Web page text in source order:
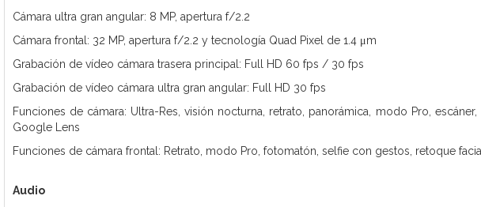
Cámara ultra gran angular: 8 MP, apertura f/2.2
Cámara frontal: 32 MP, apertura f/2.2 y tecnología Quad Pixel de 1.4 μm
Grabación de vídeo cámara trasera principal: Full HD 60 fps / 30 fps
Grabación de vídeo cámara ultra gran angular: Full HD 30 fps
Funciones de cámara: Ultra-Res, visión nocturna, retrato, panorámica, modo Pro,
Google Lens
Funciones de cámara frontal: Retrato, modo Pro, fotomatón, selfie con gestos, retoque
Audio